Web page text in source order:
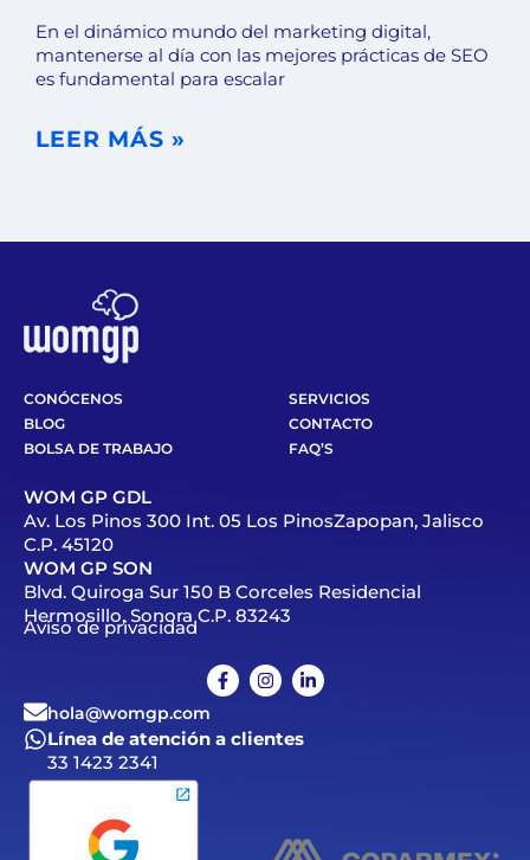
En el dinámico mundo del marketing digital,
mantenerse al día con las mejores prácticas de SEO
es fundamental para escalar
LEER MÁS »
CONÓCENOS
SERVICIOS
BLOG
CONTACTO
BOLSA DE TRABAJO
FAQ’S
WOM GP GDL
Av. Los Pinos 300 Int. 05 Los PinosZapopan, Jalisco
C.P. 45120
WOM GP SON
Blvd. Quiroga Sur 150 B Corceles Residencial
Hermosillo, Sonora C.P. 83243
Aviso de privacidad
hola@womgp.com
Línea de atención a clientes
33 1423 2341